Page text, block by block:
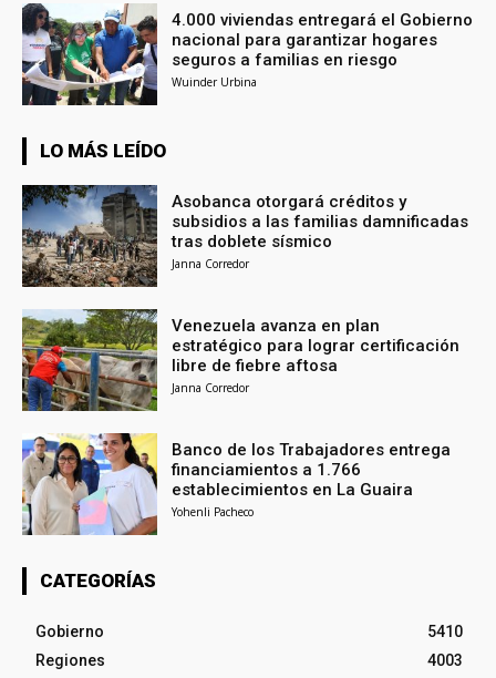
4.000 viviendas entregará el Gobierno
nacional para garantizar hogares
seguros a familias en riesgo
Wuinder Urbina
LO MÁS LEÍDO
Asobanca otorgará créditos y
subsidios a las familias damnificadas
tras doblete sísmico
Janna Corredor
Venezuela avanza en plan
estratégico para lograr certificación
libre de fiebre aftosa
Janna Corredor
Banco de los Trabajadores entrega
financiamientos a 1.766
establecimientos en La Guaira
Yohenli Pacheco
CATEGORÍAS
Gobierno
5410
Regiones
4003